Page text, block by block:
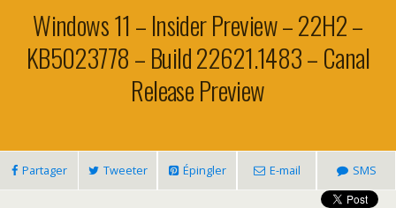
Windows 11 – Insider Preview – 22H2 –
KB5023778 – Build 22621.1483 – Canal
Release Preview
Partager Tweeter Épingler E-mail SMS